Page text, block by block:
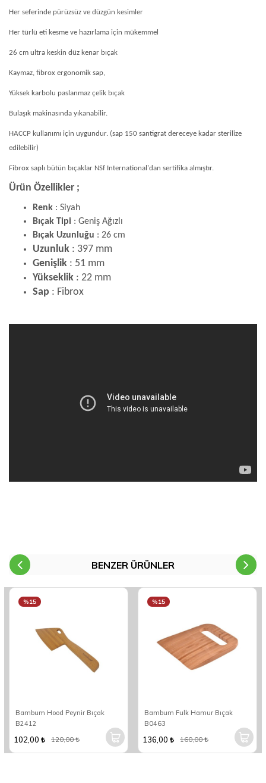
Her seferinde pürüzsüz ve düzgün kesimler
Her türlü eti kesme ve hazırlama için mükemmel
26 cm ultra keskin düz kenar bıçak
Kaymaz, fibrox ergonomik sap,
Yüksek karbolu paslanmaz çelik bıçak
Bulaşık makinasında yıkanabilir.
HACCP kullanımı için uygundur. (sap 150 santigrat dereceye kadar sterilize
edilebilir)
Fibrox saplı bütün bıçaklar NSf International'dan sertifika almıştır.
Ürün Özellikler ;
Renk : Siyah
Bıçak Tipi : Geniş Ağızlı
Bıçak Uzunluğu : 26 cm
Uzunluk : 397 mm
Genişlik : 51 mm
Yükseklik : 22 mm
Sap : Fibrox
BENZER ÜRÜNLER
Bambum Hood Peynir Bıçak
B2412
%15
102,00 120,00
Bambum Fulk Hamur Bıçak
B0463
%15
136,00 160,00